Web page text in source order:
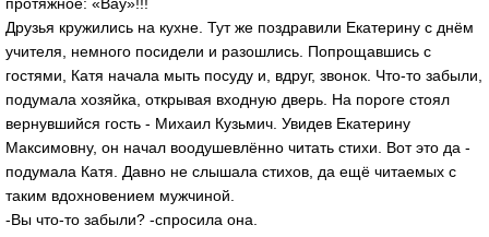
Друзья кружились на кухне. Тут же поздравили Екатерину с днём
учителя, немного посидели и разошлись. Попрощавшись с
гостями, Катя начала мыть посуду и, вдруг, звонок. Что-то забыли,
подумала хозяйка, открывая входную дверь. На пороге стоял
вернувшийся гость - Михаил Кузьмич. Увидев Екатерину
Максимовну, он начал воодушевлённо читать стихи. Вот это да -
подумала Катя. Давно не слышала стихов, да ещё читаемых с
таким вдохновением мужчиной.
-Вы что-то забыли? -спросила она.